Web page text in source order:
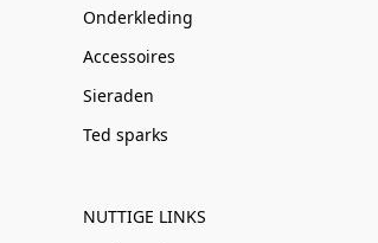
Onderkleding
Accessoires
Sieraden
Ted sparks
NUTTIGE LINKS